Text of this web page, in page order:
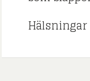
Hälsningar